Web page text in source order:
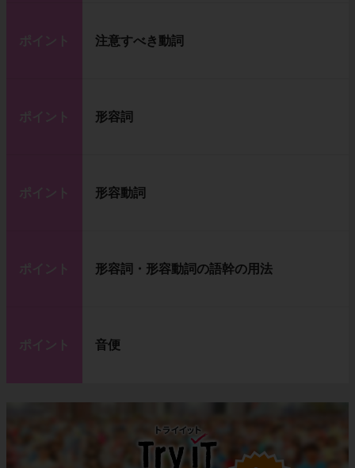
ポイント 注意すべき動詞
ポイント 形容詞
ポイント 形容動詞
ポイント 形容詞・形容動詞の語幹の用法
ポイント 音便